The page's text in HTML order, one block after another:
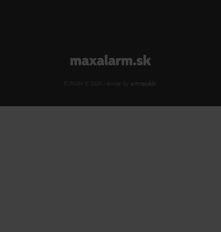
www.maxalarm.sk
EUROIN © 2026 | design by antrepublic